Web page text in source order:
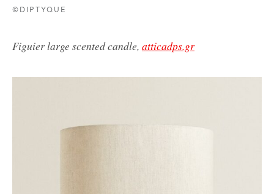
©DIPTYQUE
Figuier large scented candle, atticadps.gr